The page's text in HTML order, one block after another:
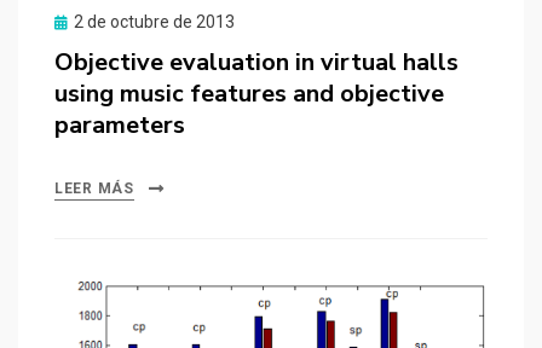
Publicado
2 de octubre de 2013
Objective evaluation in virtual halls
using music features and objective
parameters
LEER MÁS